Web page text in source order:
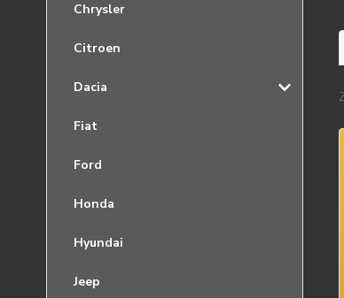
Chrysler
Citroen
Dacia
Fiat
Ford
Honda
Hyundai
Jeep